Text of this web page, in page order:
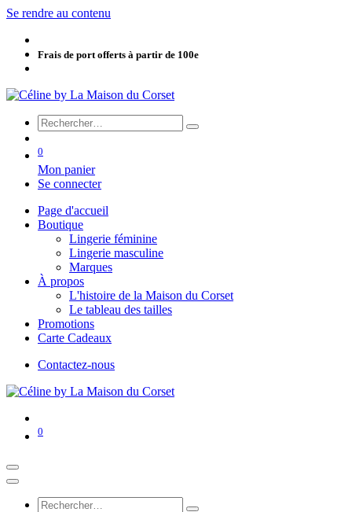
Se rendre au contenu
Frais de port offerts à partir de 100e
0
Mon panier
Se connecter
Page d'accueil
Boutique
Lingerie féminine
Lingerie masculine
Marques
À propos
L'histoire de la Maison du Corset
Le tableau des tailles
Promotions
Carte Cadeaux
Contactez-nous
0